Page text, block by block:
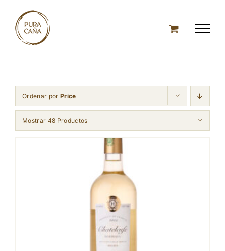
content
Ordenar por Price
Mostrar 48 Productos